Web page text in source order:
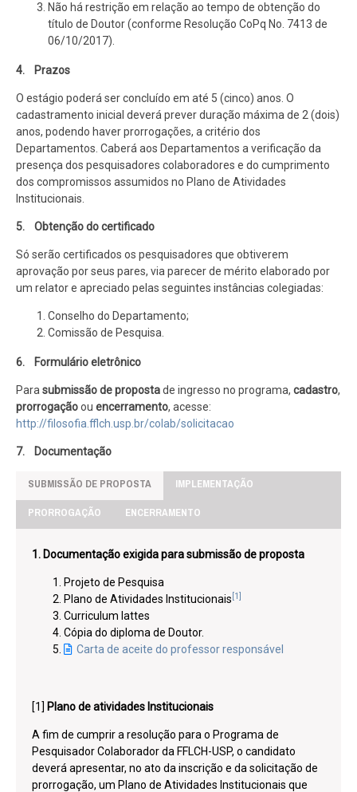
Não há restrição em relação ao tempo de obtenção do
título de Doutor (conforme Resolução CoPq No. 7413 de
06/10/2017).
4. Prazos
O estágio poderá ser concluído em até 5 (cinco) anos. O
cadastramento inicial deverá prever duração máxima de 2 (dois)
anos, podendo haver prorrogações, a critério dos
Departamentos. Caberá aos Departamentos a verificação da
presença dos pesquisadores colaboradores e do cumprimento
dos compromissos assumidos no Plano de Atividades
Institucionais.
5. Obtenção do certificado
Só serão certificados os pesquisadores que obtiverem
aprovação por seus pares, via parecer de mérito elaborado por
um relator e apreciado pelas seguintes instâncias colegiadas:
Conselho do Departamento;
Comissão de Pesquisa.
6. Formulário eletrônico
Parasubmissão de propostade ingresso no programa, cadastro,
prorrogaçãoou encerramento, acesse:
http://filosofia.fflch.usp.br/colab/solicitacao
7. Documentação
SUBMISSÃO DE PROPOSTA
IMPLEMENTAÇÃO
PRORROGAÇÃO
ENCERRAMENTO
1. Documentação exigida para submissão de proposta
Projeto de Pesquisa
Plano de Atividades Institucionais [1]
Curriculum lattes
Cópia do diploma de Doutor.
Carta de aceite do professor responsável
[1] Plano de atividades Institucionais
A fim de cumprir a resolução para o Programa de
Pesquisador Colaborador da FFLCH-USP, o candidato
deverá apresentar, no ato da inscrição e da solicitação de
prorrogação, um Plano de Atividades Institucionais que